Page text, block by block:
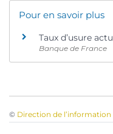
Pour en savoir plus
Taux d’usure
Banque de France
© Direction de